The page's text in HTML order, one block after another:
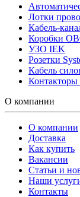
Лотки
Кабель-
Коробки
УЗО IEK
Розетки
Кабель
О компании
О компании
Доставка
Как купить
Вакансии
Статьи и
Наши
Контакты